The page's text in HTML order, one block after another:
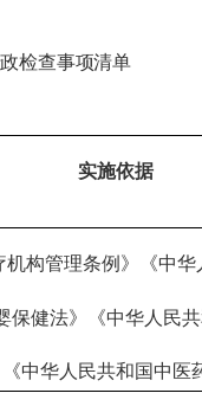
检查事项清单
实施依据
机构管理条例》《中
保健法》《中华人民
中华人民共和国中医